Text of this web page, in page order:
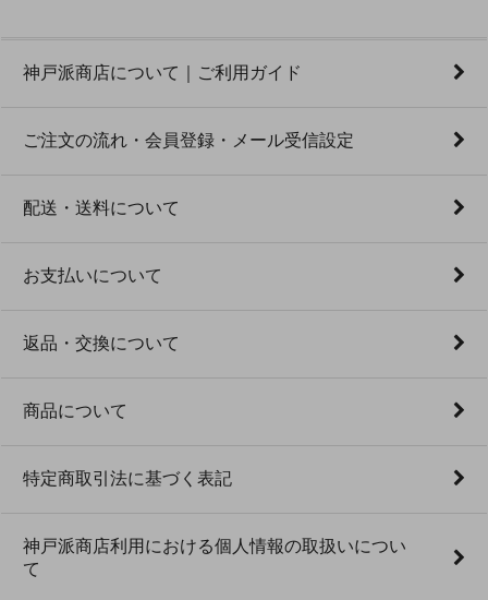
神戸派商店について｜ご利用ガイド
ご注文の流れ・会員登録・メール受信設定
配送・送料について
お支払いについて
返品・交換について
商品について
特定商取引法に基づく表記
神戸派商店利用における個人情報の取扱いについ
て